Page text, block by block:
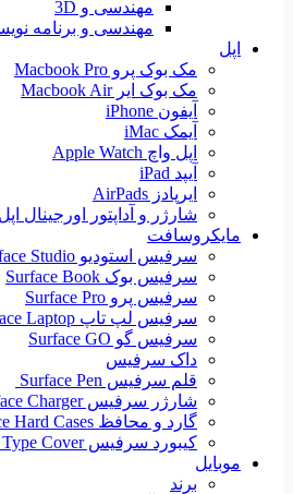
مهندسی و 3D
مهندسی و برنامه
اپل
مک بوک پرو Macbook Pro
مک بوک ایر Macbook Air
آیفون iPhone
آیمک iMac
اپل واچ Apple Watch
آیپد iPad
ایرپادز AirPads
شارژر و آداپتور اورجینال اپل Apple
مایکروسافت
سرفیس استودیو Surface Studio
سرفیس بوک Surface Book
سرفیس پرو Surface Pro
سرفیس لپ تاپ Surface Laptop
سرفیس گو Surface GO
داک سرفیس
قلم سرفیس Surface Pen
شارژر سرفیس Surface Charger
گارد و محافظ Surface Hard Cases
کیبورد سرفیس Surface Pro Type Cover
موبایل
برند